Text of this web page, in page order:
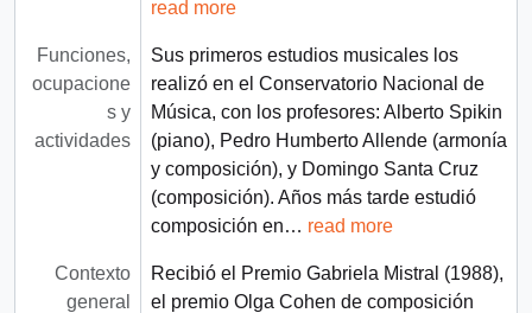
read more
Funciones,
ocupacione
s y
actividades
Sus primeros estudios musicales los
realizó en el Conservatorio Nacional de
Música, con los profesores: Alberto Spikin
(piano), Pedro Humberto Allende (armonía
y composición), y Domingo Santa Cruz
(composición). Años más tarde estudió
composición en… read more
Contexto
general
Recibió el Premio Gabriela Mistral (1988),
el premio Olga Cohen de composición